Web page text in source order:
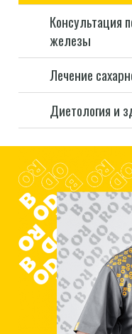
Консультация
железы
Лечение
Диетология и